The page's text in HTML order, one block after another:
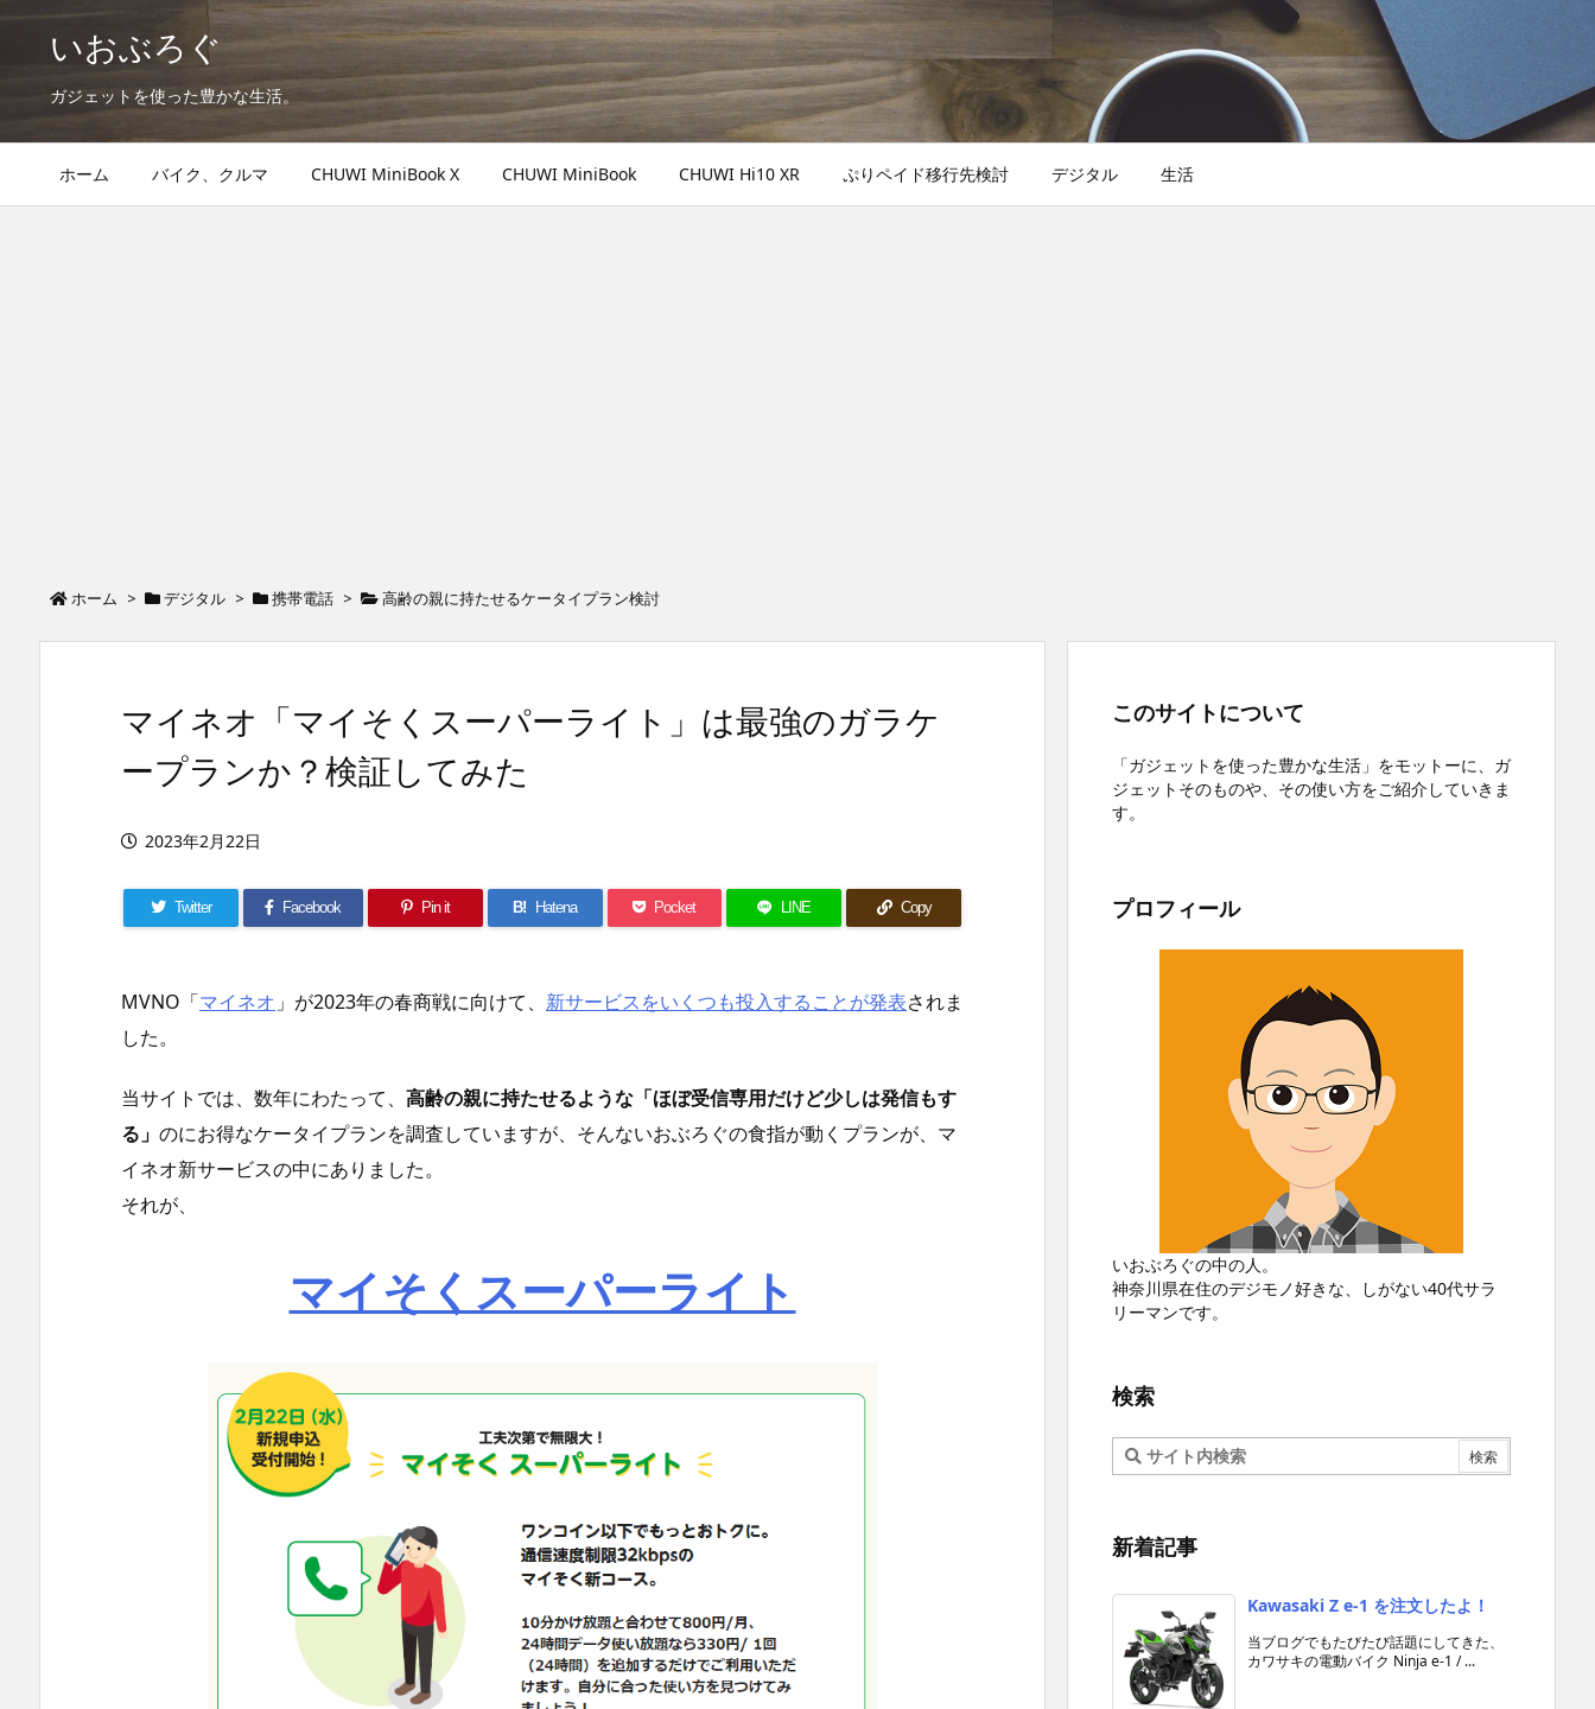
いおぶろぐ
ガジェットを使った豊かな生活。
ホーム バイク、クルマ CHUWI MiniBook X CHUWI MiniBook CHUWI Hi10 XR ぷりペイド移行先検討 デジタル 生活
ホーム > デジタル > 携帯電話 > 高齢の親に持たせるケータイプラン検討
マイネオ「マイそくスーパーライト」は最強のガラケ
ープランか？検証してみた
2023年2月22日
Twitter Facebook Pin it B! Hatena Pocket LINE Copy
MVNO「マイネオ 」が2023年の春商戦に向けて、 新サービスをいくつも投入することが発表されま
した。
当サイトでは、数年にわたって、 高齢の親に持たせるような「ほぼ受信専用だけど少しは発信もす
る」 のにお得なケータイプランを調査していますが、そんないおぶろぐの食指が動くプランが、マ
イネオ新サービスの中にありました。
それが、
マイそくスーパーライト
このサイトについて
「ガジェットを使った豊かな生活」をモットーに、ガ
ジェットそのものや、その使い方をご紹介していきま
す。
プロフィール
いおぶろぐの中の人。
神奈川県在住のデジモノ好きな、しがない40代サラ
リーマンです。
検索
新着記事
Kawasaki Z e-1 を注文したよ！
当ブログでもたびたび話題にしてきた、
カワサキの電動バイク Ninja e-1 / ...